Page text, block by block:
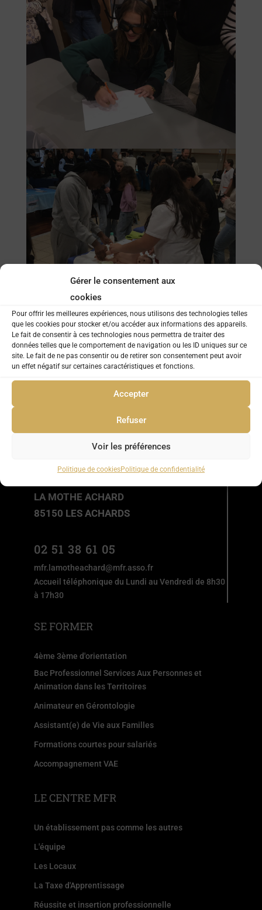
Gérer le consentement aux
cookies
Pour offrir les meilleures expériences, nous utilisons des technologies telles
que les cookies pour stocker et/ou accéder aux informations des appareils.
Le fait de consentir à ces technologies nous permettra de traiter des
données telles que le comportement de navigation ou les ID uniques sur ce
site. Le fait de ne pas consentir ou de retirer son consentement peut avoir
un effet négatif sur certaines caractéristiques et fonctions.
Accepter
Refuser
Voir les préférences
Politique de cookiesPolitique de confidentialité
LA MOTHE ACHARD
85150 LES ACHARDS
02 51 38 61 05
mfr.lamotheachard@mfr.asso.fr
Accueil téléphonique du Lundi au Vendredi de 8h30
à 17h30
SE FORMER
4ème 3ème d'orientation
Bac Professionnel Services Aux Personnes et
Animation dans les Territoires
Animateur en Gérontologie
Assistant(e) de Vie aux Familles
Formations courtes pour salariés
Accompagnement VAE
LE CENTRE MFR
Un établissement pas comme les autres
L'équipe
Les Locaux
La Taxe d'Apprentissage
Réussite et insertion professionnelle